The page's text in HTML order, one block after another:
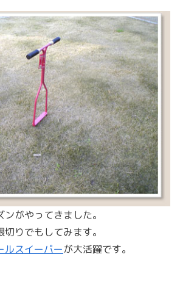
がやってきました。
りでもしてみます。
ルスイーパーが大活躍です。